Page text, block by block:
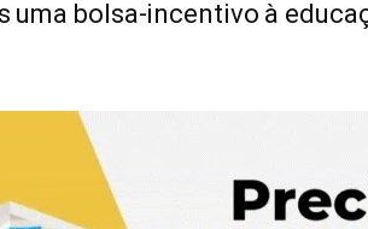
bolsa-incentivo à